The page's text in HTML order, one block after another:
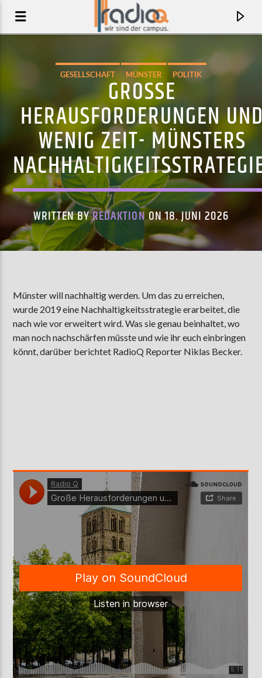
AKTUELLER TRACK
SAOKO
ROSALÍA
AKTUELLE SENDUNG
MOEBIUS
12:00 18:00
GESELLSCHAFT MÜNSTER POLITIK
GROSSE H
ERAUSFORDERUNGEN UND
ENIG ZEIT- MÜNSTERS N
WRITTEN BYREDAKTIONON 18. JUNI 2026
Münster will nachhaltig werden. Um das zu erreichen,
wurde 2019 eine Nachhaltigkeitsstrategie erarbeitet, die
nach wie vor erweitert wird. Was sie genau beinhaltet, wo
man noch nachschärfen müsste und wie ihr euch einbringen
könnt, darüber berichtet RadioQ Reporter Niklas Becker.